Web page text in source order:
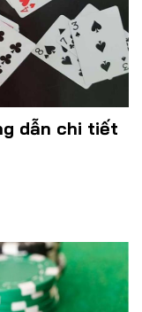
dẫn chi tiết